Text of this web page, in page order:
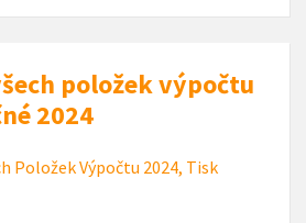
položek výpočtu
2024
Položek Výpočtu 2024, Tisk